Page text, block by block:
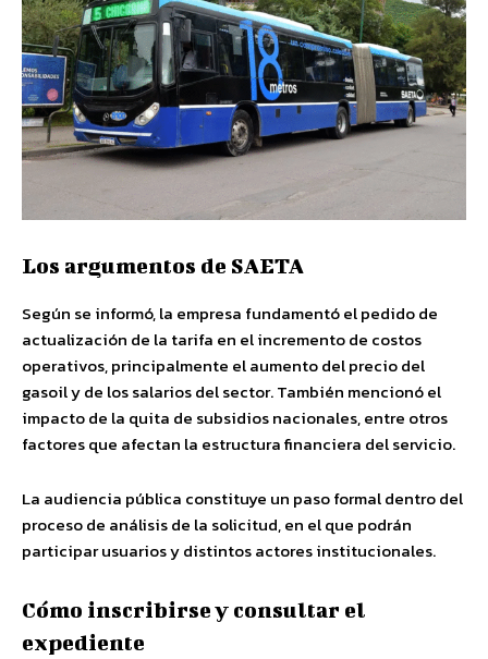
Los argumentos de SAETA
Según se informó, la empresa fundamentó el pedido de
actualización de la tarifa en el incremento de costos
operativos, principalmente el aumento del precio del
gasoil y de los salarios del sector. También mencionó el
impacto de la quita de subsidios nacionales, entre otros
factores que afectan la estructura financiera del servicio.
La audiencia pública constituye un paso formal dentro del
proceso de análisis de la solicitud, en el que podrán
participar usuarios y distintos actores institucionales.
Cómo inscribirse y consultar el
expediente